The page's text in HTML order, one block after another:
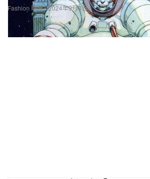
Fashion 時裝 2024年9月3日